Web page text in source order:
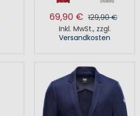
69,90 € 129,90 €
Inkl. MwSt., zzgl.
Versandkosten